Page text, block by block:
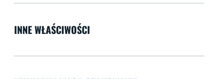
INNE WŁAŚCIWOŚCI